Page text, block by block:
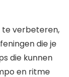
verbeteren,
die je
die kunnen
en ritme